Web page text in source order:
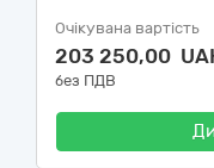
Очікувана вартість
203 250,00
без ПДВ